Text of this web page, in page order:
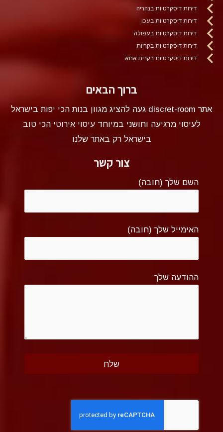
דירות דיסקרטיות בנהריה
דירות דיסקרטיות בעכו
דירות דיסקרטיות בעפולה
דירות דיסקרטיות בקריות
דירות דיסקרטיות בקרית אתא
ברוך הבאים
אתר discret-room געה להציג מגוון בנות הכי יפות בישראל
לעיסוי מרגיעה וחושני במיוחדעיסוי אירוטי הכי טוב
בישראל רק באתר שלנו
צור קשר
השם שלך (חובה)
האימייל שלך (חובה)
ההודעה שלך